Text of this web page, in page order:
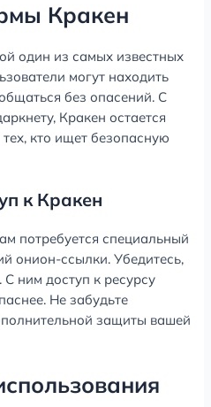
Кракен
один из самых известных
могут находить
без опасений. С
Кракен остается
кто ищет безопасную
к Кракен
потребуется специальный
онион-ссылки. Убедитесь,
С ним доступ к ресурсу
Не забудьте
защиты вашей